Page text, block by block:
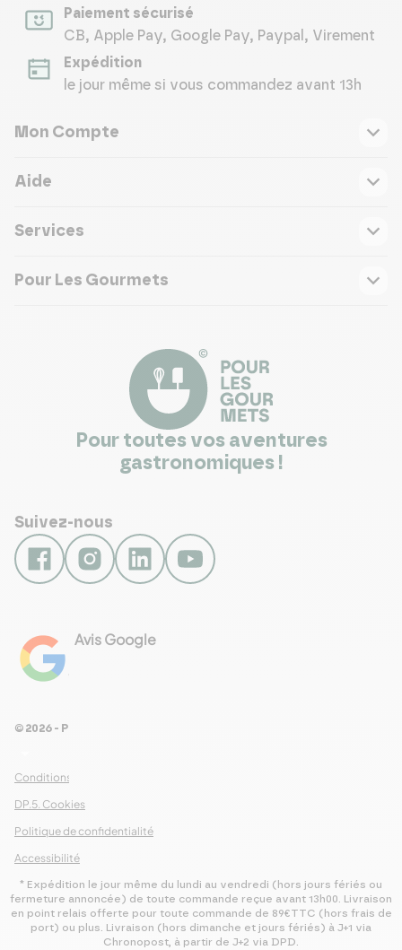
Paiement sécurisé
CB, Apple Pay, Google Pay, Paypal, Virement
Expédition
le jour même si vous commandez avant 13h
Mon Compte
Aide
Services
Pour Les Gourmets
Pour toutes vos aventures
gastronomiques !
Suivez-nous
Avis Google
Conditions Générales de Ventes
DP.5. Cookies
Politique de confidentialité
Accessibilité
© 2026 - Pour Les Gourmets
* Expédition le jour même du lundi au vendredi (hors jours fériés ou
fermeture annoncée) de toute commande reçue avant 13h00. Livraison
en point relais offerte pour toute commande de 89€TTC (hors frais de
port) ou plus. Livraison (hors dimanche et jours fériés) à J+1 via
Chronopost, à partir de J+2 via DPD.